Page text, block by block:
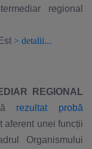
regional
> detalii...
REGIONAL
rezultat probă
aferent unei funcții
Organismului